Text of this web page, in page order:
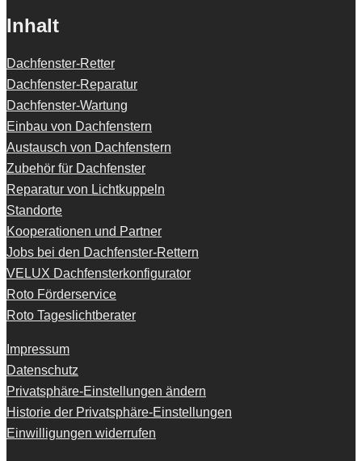
Inhalt
Dachfenster-Retter
Dachfenster-Reparatur
Dachfenster-Wartung
Einbau von Dachfenstern
Austausch von Dachfenstern
Zubehör für Dachfenster
Reparatur von Lichtkuppeln
Standorte
Kooperationen und Partner
Jobs bei den Dachfenster-Rettern
VELUX Dachfensterkonfigurator
Roto Förderservice
Roto Tageslichtberater
Impressum
Datenschutz
Privatsphäre-Einstellungen ändern
Historie der Privatsphäre-Einstellungen
Einwilligungen widerrufen